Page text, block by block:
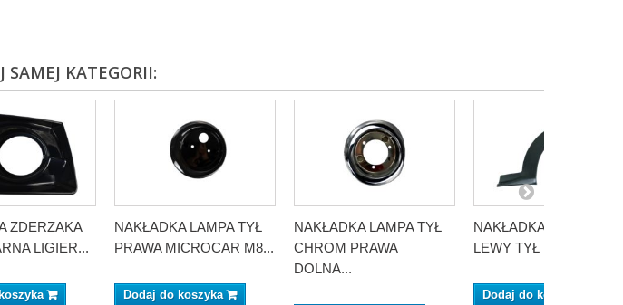
KATEGORII:
ZDERZAKA
LIGIER...
NAKŁADKA LAMPA TYŁ
PRAWA MICROCAR M8...
Dodaj do koszyka
NAKŁADKA LAMPA TYŁ
CHROM PRAWA
DOLNA...
NAKŁADKA BŁOTNIKA
LEWY TYŁ
Dodaj do koszyka